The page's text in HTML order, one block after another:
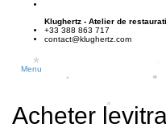
Klughertz - Atelier de
+33 388 863 717
contact@klughertz.com
Menu
Acheter *
*
* *